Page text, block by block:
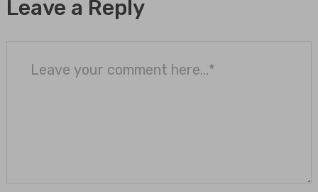
Leave a Reply